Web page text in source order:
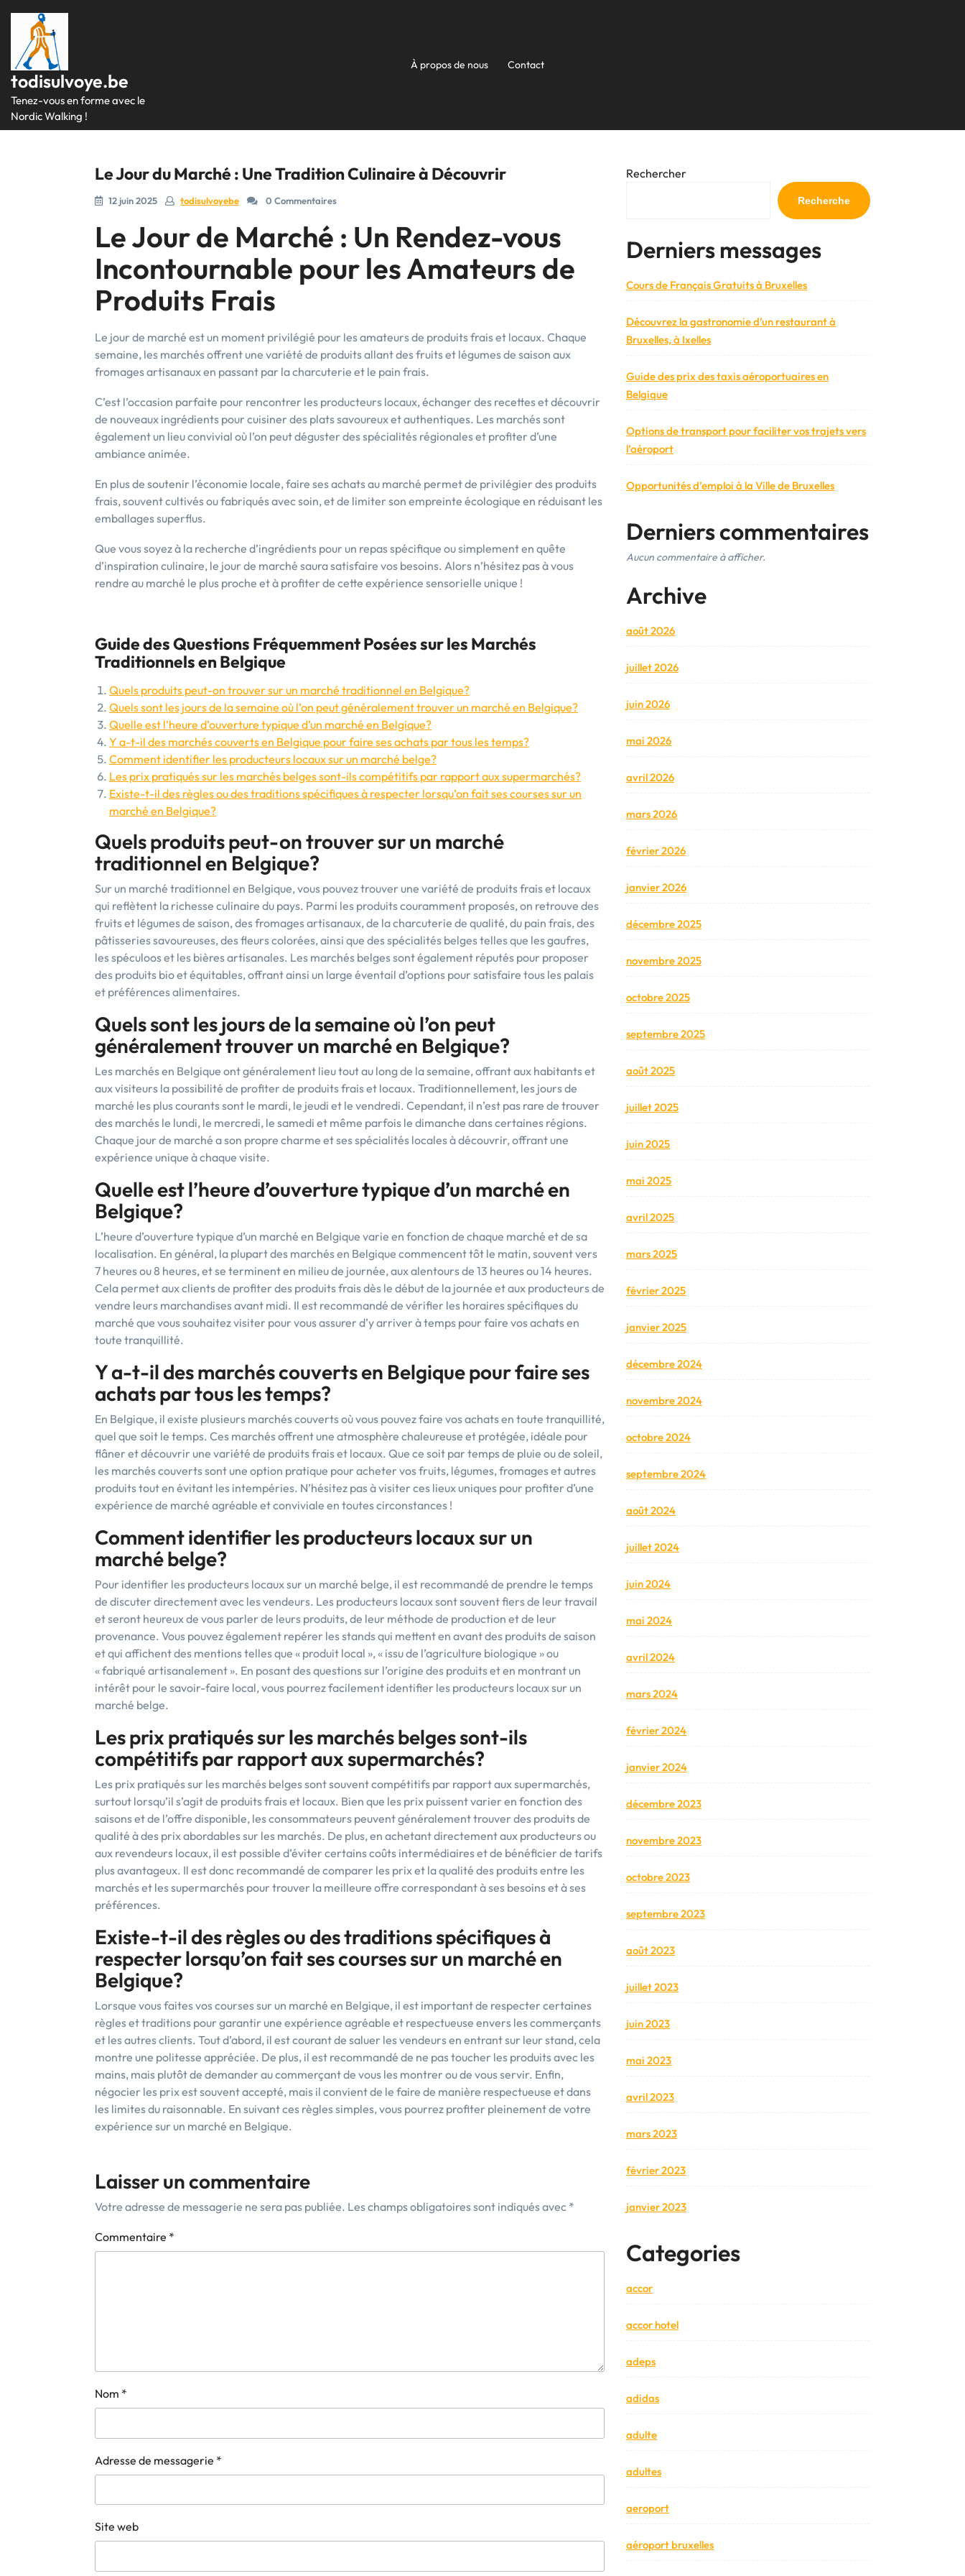
contenu
todisulvoye.be
Tenez-vous en forme avec le
Nordic Walking !
À propos de nous Contact
Le Jour du Marché : Une Tradition Culinaire à Découvrir
12 juin 2025 todisulvoyebe 0 Commentaires
Le Jour de Marché : Un Rendez-vous
Incontournable pour les Amateurs de
Produits Frais
Le jour de marché est un moment privilégié pour les amateurs de produits frais et locaux. Chaque
semaine, les marchés offrent une variété de produits allant des fruits et légumes de saison aux
fromages artisanaux en passant par la charcuterie et le pain frais.
C’est l’occasion parfaite pour rencontrer les producteurs locaux, échanger des recettes et découvrir
de nouveaux ingrédients pour cuisiner des plats savoureux et authentiques. Les marchés sont
également un lieu convivial où l’on peut déguster des spécialités régionales et profiter d’une
ambiance animée.
En plus de soutenir l’économie locale, faire ses achats au marché permet de privilégier des produits
frais, souvent cultivés ou fabriqués avec soin, et de limiter son empreinte écologique en réduisant les
emballages superflus.
Que vous soyez à la recherche d’ingrédients pour un repas spécifique ou simplement en quête
d’inspiration culinaire, le jour de marché saura satisfaire vos besoins. Alors n’hésitez pas à vous
rendre au marché le plus proche et à profiter de cette expérience sensorielle unique !
Guide des Questions Fréquemment Posées sur les Marchés
Traditionnels en Belgique
Quels produits peut-on trouver sur un marché traditionnel en Belgique?
Quels sont les jours de la semaine où l’on peut généralement trouver un marché en Belgique?
Quelle est l’heure d’ouverture typique d’un marché en Belgique?
Y a-t-il des marchés couverts en Belgique pour faire ses achats par tous les temps?
Comment identifier les producteurs locaux sur un marché belge?
Les prix pratiqués sur les marchés belges sont-ils compétitifs par rapport aux supermarchés?
Existe-t-il des règles ou des traditions spécifiques à respecter lorsqu’on fait ses courses sur un
marché en Belgique?
Quels produits peut-on trouver sur un marché
traditionnel en Belgique?
Sur un marché traditionnel en Belgique, vous pouvez trouver une variété de produits frais et locaux
qui reflètent la richesse culinaire du pays. Parmi les produits couramment proposés, on retrouve des
fruits et légumes de saison, des fromages artisanaux, de la charcuterie de qualité, du pain frais, des
pâtisseries savoureuses, des fleurs colorées, ainsi que des spécialités belges telles que les gaufres,
les spéculoos et les bières artisanales. Les marchés belges sont également réputés pour proposer
des produits bio et équitables, offrant ainsi un large éventail d’options pour satisfaire tous les palais
et préférences alimentaires.
Quels sont les jours de la semaine où l’on peut
généralement trouver un marché en Belgique?
Les marchés en Belgique ont généralement lieu tout au long de la semaine, offrant aux habitants et
aux visiteurs la possibilité de profiter de produits frais et locaux. Traditionnellement, les jours de
marché les plus courants sont le mardi, le jeudi et le vendredi. Cependant, il n’est pas rare de trouver
des marchés le lundi, le mercredi, le samedi et même parfois le dimanche dans certaines régions.
Chaque jour de marché a son propre charme et ses spécialités locales à découvrir, offrant une
expérience unique à chaque visite.
Quelle est l’heure d’ouverture typique d’un marché en
Belgique?
L’heure d’ouverture typique d’un marché en Belgique varie en fonction de chaque marché et de sa
localisation. En général, la plupart des marchés en Belgique commencent tôt le matin, souvent vers
7 heures ou 8 heures, et se terminent en milieu de journée, aux alentours de 13 heures ou 14 heures.
Cela permet aux clients de profiter des produits frais dès le début de la journée et aux producteurs de
vendre leurs marchandises avant midi. Il est recommandé de vérifier les horaires spécifiques du
marché que vous souhaitez visiter pour vous assurer d’y arriver à temps pour faire vos achats en
toute tranquillité.
Y a-t-il des marchés couverts en Belgique pour faire ses
achats par tous les temps?
En Belgique, il existe plusieurs marchés couverts où vous pouvez faire vos achats en toute tranquillité,
quel que soit le temps. Ces marchés offrent une atmosphère chaleureuse et protégée, idéale pour
flâner et découvrir une variété de produits frais et locaux. Que ce soit par temps de pluie ou de soleil,
les marchés couverts sont une option pratique pour acheter vos fruits, légumes, fromages et autres
produits tout en évitant les intempéries. N’hésitez pas à visiter ces lieux uniques pour profiter d’une
expérience de marché agréable et conviviale en toutes circonstances !
Comment identifier les producteurs locaux sur un
marché belge?
Pour identifier les producteurs locaux sur un marché belge, il est recommandé de prendre le temps
de discuter directement avec les vendeurs. Les producteurs locaux sont souvent fiers de leur travail
et seront heureux de vous parler de leurs produits, de leur méthode de production et de leur
provenance. Vous pouvez également repérer les stands qui mettent en avant des produits de saison
et qui affichent des mentions telles que « produit local », « issu de l’agriculture biologique » ou
« fabriqué artisanalement ». En posant des questions sur l’origine des produits et en montrant un
intérêt pour le savoir-faire local, vous pourrez facilement identifier les producteurs locaux sur un
marché belge.
Les prix pratiqués sur les marchés belges sont-ils
compétitifs par rapport aux supermarchés?
Les prix pratiqués sur les marchés belges sont souvent compétitifs par rapport aux supermarchés,
surtout lorsqu’il s’agit de produits frais et locaux. Bien que les prix puissent varier en fonction des
saisons et de l’offre disponible, les consommateurs peuvent généralement trouver des produits de
qualité à des prix abordables sur les marchés. De plus, en achetant directement aux producteurs ou
aux revendeurs locaux, il est possible d’éviter certains coûts intermédiaires et de bénéficier de tarifs
plus avantageux. Il est donc recommandé de comparer les prix et la qualité des produits entre les
marchés et les supermarchés pour trouver la meilleure offre correspondant à ses besoins et à ses
préférences.
Existe-t-il des règles ou des traditions spécifiques à
respecter lorsqu’on fait ses courses sur un marché en
Belgique?
Lorsque vous faites vos courses sur un marché en Belgique, il est important de respecter certaines
règles et traditions pour garantir une expérience agréable et respectueuse envers les commerçants
et les autres clients. Tout d’abord, il est courant de saluer les vendeurs en entrant sur leur stand, cela
montre une politesse appréciée. De plus, il est recommandé de ne pas toucher les produits avec les
mains, mais plutôt de demander au commerçant de vous les montrer ou de vous servir. Enfin,
négocier les prix est souvent accepté, mais il convient de le faire de manière respectueuse et dans
les limites du raisonnable. En suivant ces règles simples, vous pourrez profiter pleinement de votre
expérience sur un marché en Belgique.
Laisser un commentaire
Votre adresse de messagerie ne sera pas publiée. Les champs obligatoires sont indiqués avec *
Commentaire *
Nom *
Adresse de messagerie *
Site web
Rechercher
Recherche
Derniers messages
Cours de Français Gratuits à Bruxelles
Découvrez la gastronomie d’un restaurant à
Bruxelles, à Ixelles
Guide des prix des taxis aéroportuaires en
Belgique
Options de transport pour faciliter vos trajets vers
l’aéroport
Opportunités d’emploi à la Ville de Bruxelles
Derniers commentaires
Aucun commentaire à afficher.
Archive
août 2026
juillet 2026
juin 2026
mai 2026
avril 2026
mars 2026
février 2026
janvier 2026
décembre 2025
novembre 2025
octobre 2025
septembre 2025
août 2025
juillet 2025
juin 2025
mai 2025
avril 2025
mars 2025
février 2025
janvier 2025
décembre 2024
novembre 2024
octobre 2024
septembre 2024
août 2024
juillet 2024
juin 2024
mai 2024
avril 2024
mars 2024
février 2024
janvier 2024
décembre 2023
novembre 2023
octobre 2023
septembre 2023
août 2023
juillet 2023
juin 2023
mai 2023
avril 2023
mars 2023
février 2023
janvier 2023
Categories
accor
accor hotel
adeps
adidas
adulte
adultes
aeroport
aéroport bruxelles